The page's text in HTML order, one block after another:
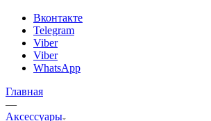
Вконтакте
Telegram
Viber
Viber
WhatsApp
Главная
—
Аксессуары